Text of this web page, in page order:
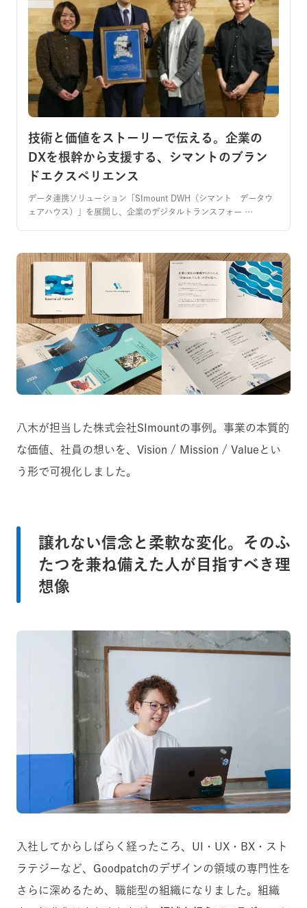
技術と価値をストーリーで伝える。企業の
DXを根幹から支援する、シマントのブラン
ドエクスペリエンス
データ連携ソリューション「SImount DWH（シマント データウ
ェアハウス）」を展開し、企業のデジタルトランスフォー …
八木が担当した株式会社SImountの事例。事業の本質的
な価値、社員の想いを、Vision / Mission / Valueとい
う形で可視化しました。
譲れない信念と柔軟な変化。そのふ
たつを兼ね備えた人が目指すべき理
想像
入社してからしばらく経ったころ、UI・UX・BX・スト
ラテジーなど、Goodpatchのデザインの領域の専門性を
さらに深めるため、職能型の組織になりました。組織